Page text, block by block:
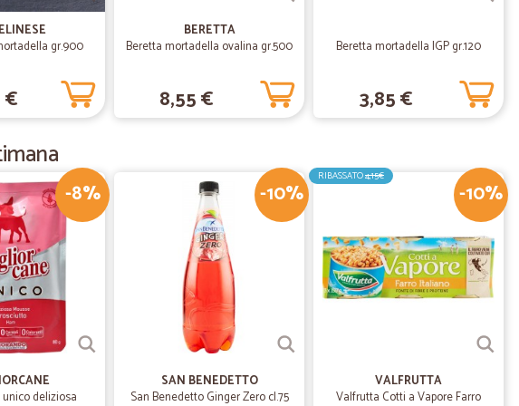
Salvatore C.
per la consegna del prodotto
la consegna del prodotto
05/09/2020
Giuseppe G.
01/04/2020
—
Prodotti ben confenzionati e consegna puntuale.
01/03/2020
—Tiziano antonio M.
gr.900
€
BERETTA
Beretta mortadella ovalina gr.500
8,55 €
Beretta mortadella IGP gr.120
3,85 €
-8%
deliziosa
-10%
SAN BENEDETTO
San Benedetto Ginger Zero cl.75
-10%
RIBASSATO4,15€
VALFRUTTA
Valfrutta Cotti a Vapore Farro